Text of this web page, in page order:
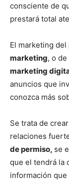
consciente de
prestará total
El marketing
marketing, o
marketing
anuncios que
conozca más
Se trata de
relaciones
de permiso, se
que el tendrá la
información